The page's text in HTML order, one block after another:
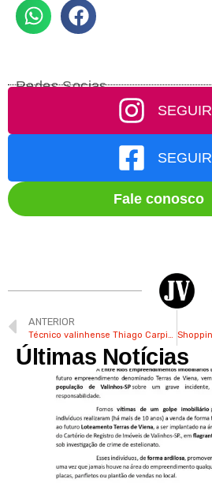
Redes Socias
SEGUIR
SEGUIR
Fale conosco
ANTERIOR
Técnico valinhense Thiago Carpini é campeão da Supercopa Rei
Últimas Notícias